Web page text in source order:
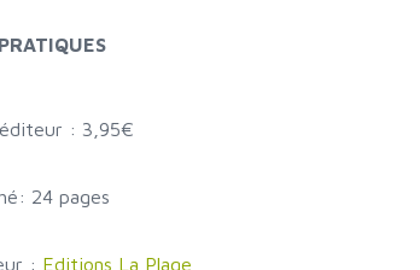
: 3,95€
24 pages
: Editions La Plage